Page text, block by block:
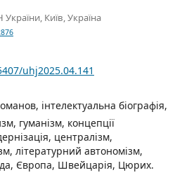
України, Київ, Україна
uhj2025.04.141
інтелектуальна біографія,
гуманізм, концепції
централізм,
літературний автономізм,
Європа, Швейцарія, Цюрих.